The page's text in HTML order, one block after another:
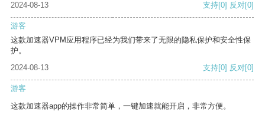
2024-08-13 支持[0] 反对[0]
游客
这款加速器VPM应用程序已经为我们带来了无限的隐私保护和安全性保
护。
2024-08-13
支持[0] 反对[0]
游客
这款加速器app的操作非常简单，一键加速就能开启，非常方便。